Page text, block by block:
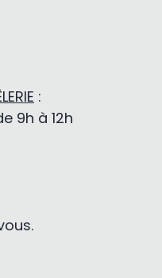
:
9h à 12h